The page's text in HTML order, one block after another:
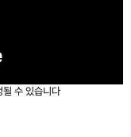
수 있습니다